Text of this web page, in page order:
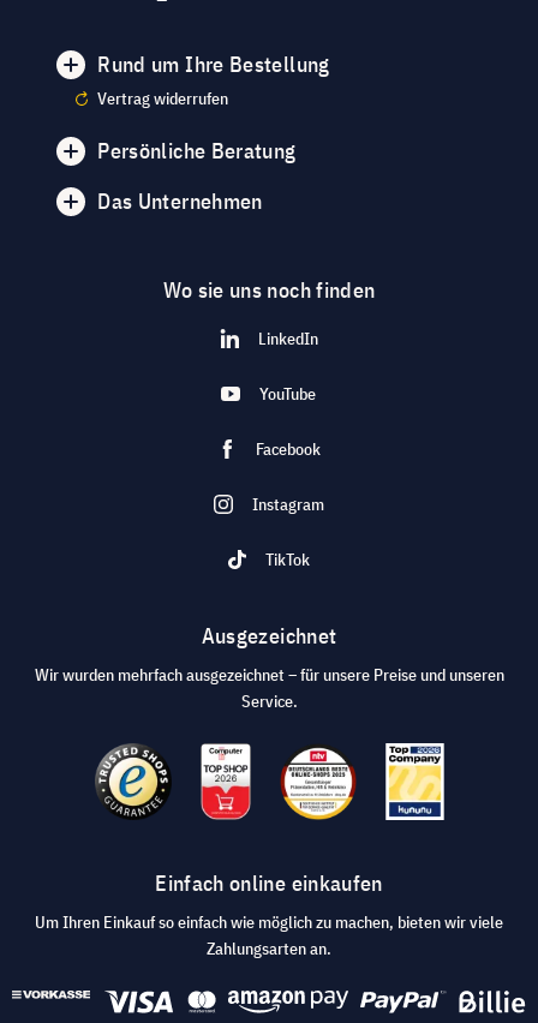
Rund um Ihre Bestellung
Vertrag widerrufen
Persönliche Beratung
Das Unternehmen
Wo sie uns noch finden
LinkedIn
YouTube
Facebook
Instagram
TikTok
Ausgezeichnet
Wir wurden mehrfach ausgezeichnet – für unsere Preise und unseren
Service.
Einfach online einkaufen
Um Ihren Einkauf so einfach wie möglich zu machen, bieten wir viele
Zahlungsarten an.